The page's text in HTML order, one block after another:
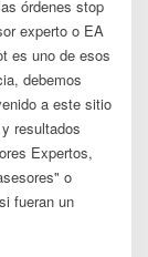
órdenes stop
experto o EA
es uno de esos
debemos
a este sitio
resultados
Expertos,
o
fueran un